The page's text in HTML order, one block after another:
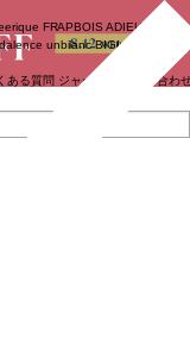
FRAPBOIS ADIEU
unbilanc BIGI online store
ある質問 ジャーナル お問い合わ